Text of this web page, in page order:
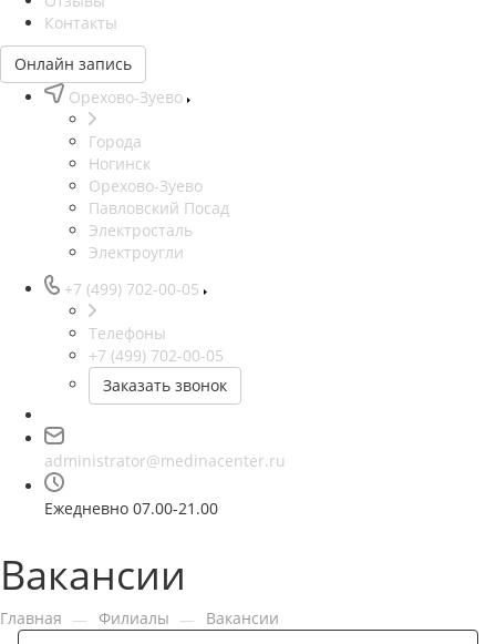
Контакты
Онлайн запись
Орехово-Зуево
Города
Ногинск
Орехово-Зуево
Павловский Посад
Электросталь
Электроугли
+7 (499) 702-00-05
Телефоны
+7 (499) 702-00-05
Заказать звонок
administrator@medinacenter.ru
Ежедневно 07.00-21.00
Вакансии
Главная — Филиалы — Вакансии